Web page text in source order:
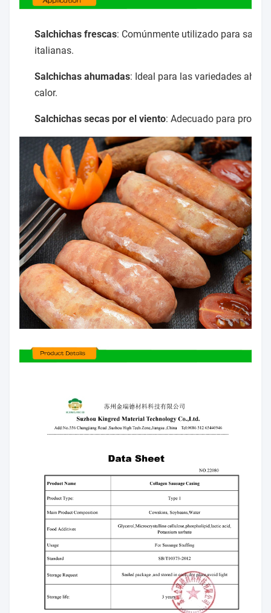
Salchichas frescas: Comúnmente utilizado para
italianas.
Salchichas ahumadas: Ideal para las variedades
calor.
Salchichas secas por el viento: Adecuado para